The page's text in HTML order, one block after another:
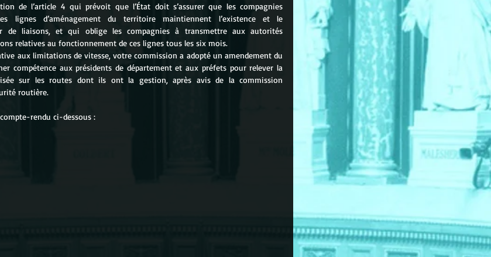
de l’article 4 qui prévoit que l’État doit s’assurer que les compagnies
lignes d’aménagement du territoire maintiennent l’existence et le
de liaisons, et qui oblige les compagnies à transmettre aux autorités
relatives au fonctionnement de ces lignes tous les six mois.
aux limitations de vitesse, votre commission a adopté un amendement du
compétence aux présidents de département et aux préfets pour relever la
sur les routes dont ils ont la gestion, après avis de la commission
routière.
rendu ci-dessous :